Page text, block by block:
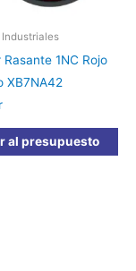
Industriales
1NC Rojo
XB7NA42
al presupuesto